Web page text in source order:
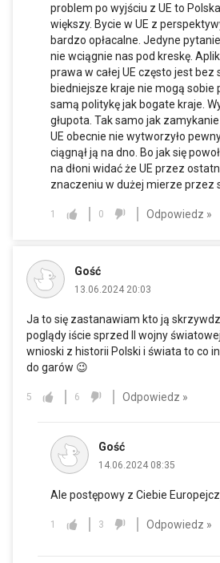
problem po wyjściu z UE to
większy. Bycie w UE z
bardzo opłacalne. Jedyne
nie wciągnie nas pod kreskę.
prawa w całej UE często jest bez
biedniejsze kraje nie mogą sobie
samą politykę jak bogate kraje.
głupota. Tak samo jak
UE obecnie nie wytworzyło
ciągnął ją na dno. Bo jak się
na dłoni widać że UE przez
znaczeniu w dużej mierze przez
1 0 Odpowiedz »
Gość
13.06.2024 20:03
Ja to się zastanawiam kto ją
poglądy iście sprzed II wojny
wnioski z historii Polski i świata to co
do garów 😉
5 6 Odpowiedz »
Gość
14.06.2024 08:35
Ale postępowy z Ciebie
1 3 Odpowiedz »